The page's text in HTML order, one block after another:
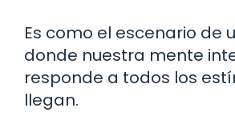
Es como el escenario de
donde nuestra mente
responde a todos los
llegan.